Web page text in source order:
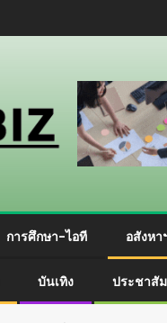
การศึกษา-ไอที อสังหา
บันเทิง ประชาสั